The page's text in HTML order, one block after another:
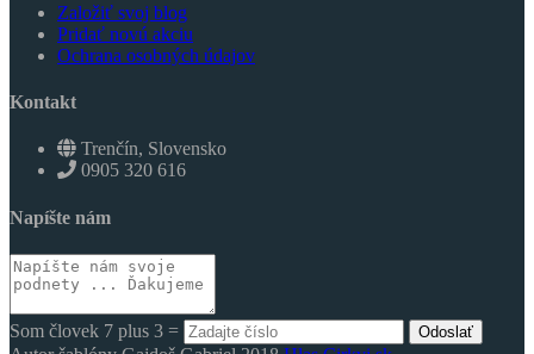
Založiť svoj blog
Pridať novú akciu
Ochrana osobných údajov
Kontakt
Trenčín, Slovensko
0905 320 616
Napíšte nám
Som človek 7 plus 3 = Odoslať